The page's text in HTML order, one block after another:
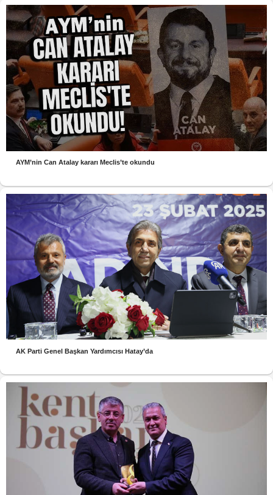
AYM’nin Can Atalay kararı Meclis’te okundu
AK Parti Genel Başkan Yardımcısı Hatay’da